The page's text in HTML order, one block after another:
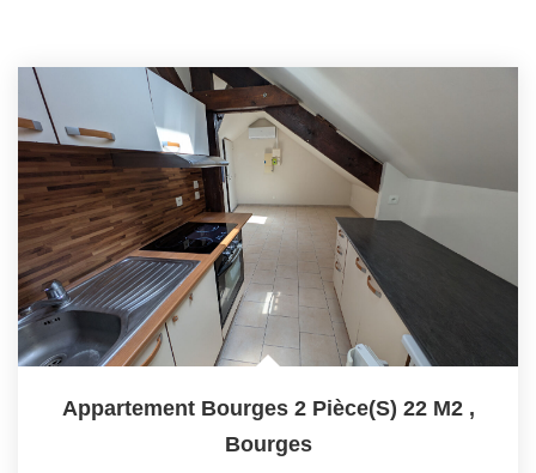
Appartement Bourges 2 Pièce(s) 22 M2 ,
Bourges